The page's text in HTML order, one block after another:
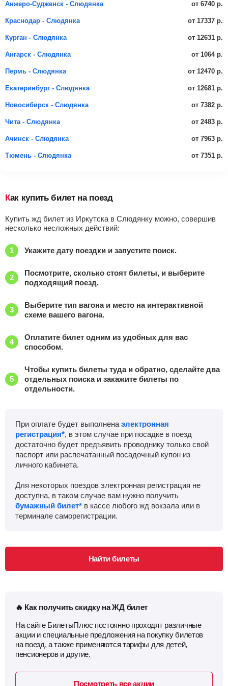
Анжеро-Судженск - Слюдянка от 6740 р.
Краснодар - Слюдянка от 17337 р.
Курган - Слюдянка от 12631 р.
Ангарск - Слюдянка от 1064 р.
Пермь - Слюдянка от 12470 р.
Екатеринбург - Слюдянка от 12681 р.
Новосибирск - Слюдянка от 7382 р.
Чита - Слюдянка от 2483 р.
Ачинск - Слюдянка от 7963 р.
Тюмень - Слюдянка от 7351 р.
Как купить билет на поезд
Купить жд билет из Иркутска в Слюдянку можно, совершив
несколько несложных действий:
Укажите дату поездки и запустите поиск.
Посмотрите, сколько стоят билеты, и выберите
подходящий поезд.
Выберите тип вагона и место на интерактивной
схеме вашего вагона.
Оплатите билет одним из удобных для вас
способом.
Чтобы купить билеты туда и обратно, сделайте два
отдельных поиска и закажите билеты по
отдельности.
При оплате будет выполнена электронная
регистрация*, в этом случае при посадке в поезд
достаточно будет предъявить проводнику только свой
паспорт или распечатанный посадочный купон из
личного кабинета.
Для некоторых поездов электронная регистрация не
доступна, в таком случае вам нужно получить
бумажный билет* в кассе любого жд вокзала или в
терминале саморегистрации.
Найти билеты
🔥 Как получить скидку на ЖД билет
На сайте БилетыПлюс постоянно проходят различные
акции и специальные предложения на покупку билетов
на поезд, а также применяются тарифы для детей,
пенсионеров и другие.
Посмотреть все акции